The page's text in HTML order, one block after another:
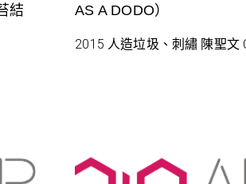
結
AS A DODO）
2015 人造垃圾、刺繡 陳聖文